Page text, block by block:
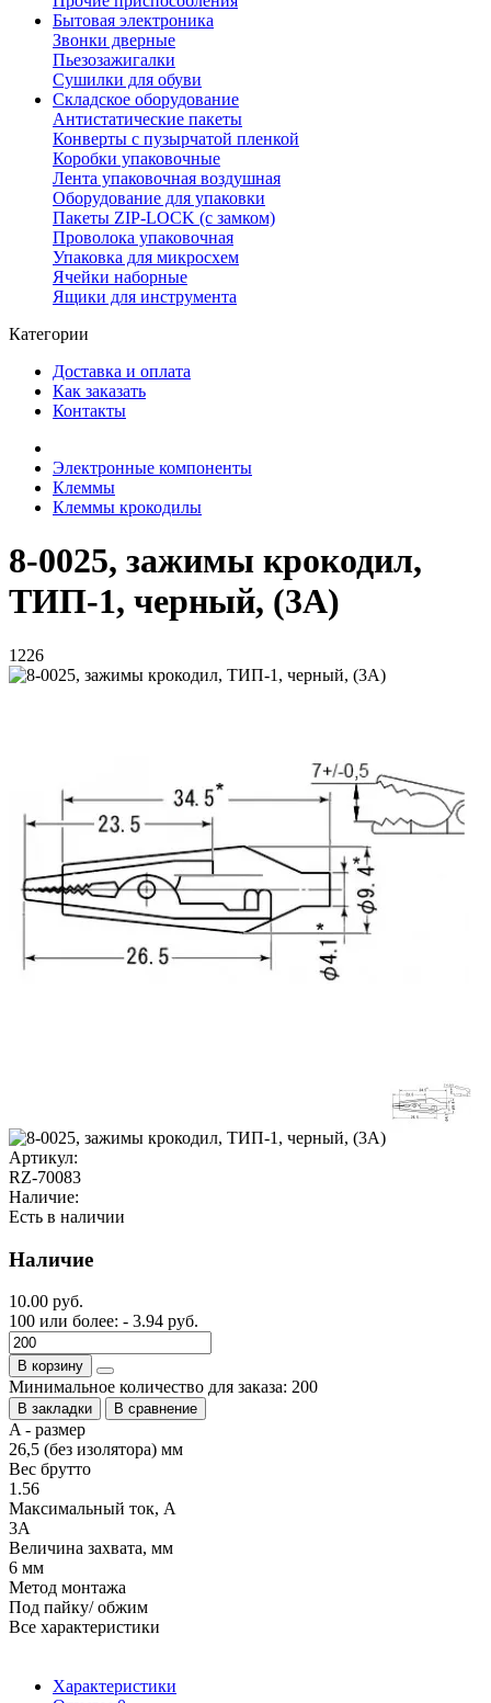
Бытовая электроника
Звонки дверные
Пьезозажигалки
Сушилки для обуви
Складское оборудование
Антистатические пакеты
Конверты с пузырчатой пленкой
Коробки упаковочные
Лента упаковочная воздушная
Оборудование для упаковки
Пакеты ZIP-LOCK (с замком)
Проволока упаковочная
Упаковка для микросхем
Ячейки наборные
Ящики для инструмента
Категории
Доставка и оплата
Как заказать
Контакты
Электронные компоненты
Клеммы
Клеммы крокодилы
8-0025, зажимы крокодил,
ТИП-1, черный, (3А)
1226
Артикул:
RZ-70083
Наличие:
Есть в наличии
Наличие
10.00 руб.
100 или более: - 3.94 руб.
В корзину
Минимальное количество для заказа: 200
В закладки В сравнение
A - размер
26,5 (без изолятора) мм
Вес брутто
1.56
Максимальный ток, А
3A
Величина захвата, мм
6 мм
Метод монтажа
Под пайку/ обжим
Все характеристики
Характеристики